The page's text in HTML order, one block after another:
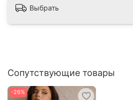
Выбрать
Сопутствующие товары
-26%